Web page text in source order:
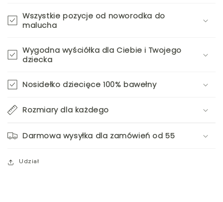
Wszystkie pozycje od noworodka do
malucha
Wygodna wyściółka dla Ciebie i Twojego
dziecka
Nosidełko dziecięce 100% bawełny
Rozmiary dla każdego
Darmowa wysyłka dla zamówień od 55
Udział